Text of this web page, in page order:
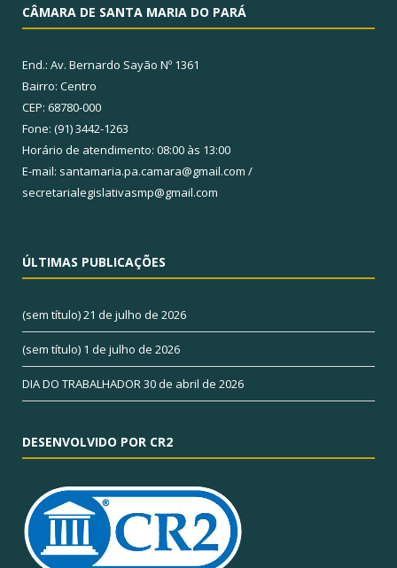
CÂMARA DE SANTA MARIA DO PARÁ
End.: Av. Bernardo Sayão Nº 1361
Bairro: Centro
CEP: 68780-000
Fone: (91) 3442-1263
Horário de atendimento: 08:00 às 13:00
E-mail: santamaria.pa.camara@gmail.com /
secretarialegislativasmp@gmail.com
ÚLTIMAS PUBLICAÇÕES
(sem título)21 de julho de 2026
(sem título) 1 de julho de 2026
DIA DO TRABALHADOR30 de abril de 2026
DESENVOLVIDO POR CR2